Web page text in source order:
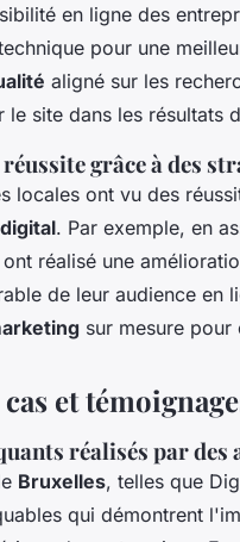
en ligne des
pour une
aligné sur les
le site dans les résultats
réussite grâce à des
locales ont vu des
. Par exemple, en
réalisé une
de leur audience en
sur mesure
et
réalisés par des
Bruxelles, telles que
qui démontrent